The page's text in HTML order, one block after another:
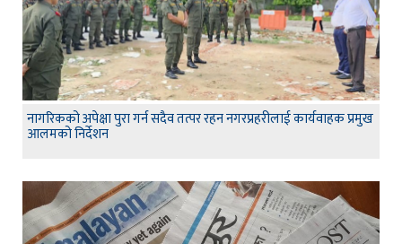
नागरिकको अपेक्षा पुरा गर्न सदैव तत्पर रहन नगरप्रहरीलाई कार्यवाहक प्रमुख
आलमको निर्देशन